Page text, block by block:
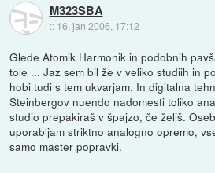
M323SBA
:: 16. jan 2006, 17:12
Glede Atomik Harmonik in podobnih
tole ... Jaz sem bil že v veliko studiih in
hobi tudi s tem ukvarjam. In digitalna
Steinbergov nuendo nadomesti toliko
studio prepakiraš v špajzo, če želiš.
uporabljam striktno analogno opremo,
samo master popravki.